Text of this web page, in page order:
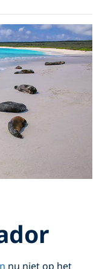
nu niet op het